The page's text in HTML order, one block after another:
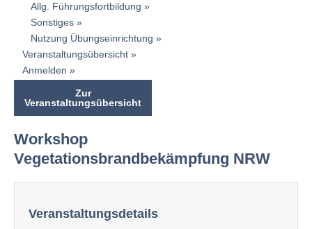
Allg. Führungsfortbildung
Sonstiges
Nutzung Übungseinrichtung
Veranstaltungsübersicht
Anmelden
Zur
Veranstaltungsübersicht
Workshop
Vegetationsbrandbekämpfung NRW
Veranstaltungsdetails